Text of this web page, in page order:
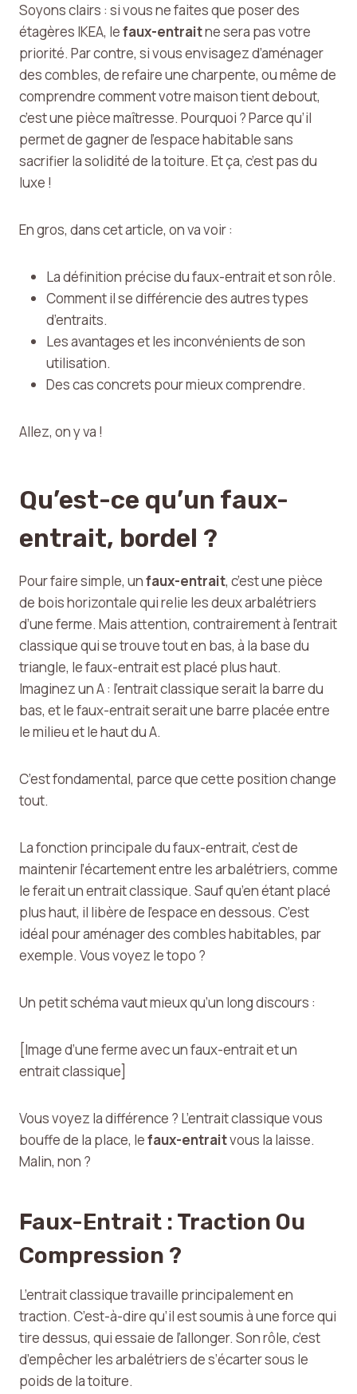
Soyons clairs : si vous ne faites que poser des
étagères IKEA, lefaux-entraitne sera pas votre
priorité. Par contre, si vous envisagez d’aménager
des combles, de refaire une charpente, ou même de
comprendre comment votre maison tient debout,
c’est une pièce maîtresse. Pourquoi ? Parce qu’il
permet de gagner de l’espace habitable sans
sacrifier la solidité de la toiture. Et ça, c’est pas du
luxe !
En gros, dans cet article, on va voir :
La définition précise du faux-entrait et son rôle.
Comment il se différencie des autres types
d’entraits.
Les avantages et les inconvénients de son
utilisation.
Des cas concrets pour mieux comprendre.
Allez, on y va !
Qu’est-ce qu’un faux-
entrait, bordel ?
Pour faire simple, unfaux-entrait, c’est une pièce
de bois horizontale qui relie les deux arbalétriers
d’une ferme. Mais attention, contrairement à l’entrait
classique qui se trouve tout en bas, à la base du
triangle, le faux-entrait est placé plus haut.
Imaginez un A : l’entrait classique serait la barre du
bas, et le faux-entrait serait une barre placée entre
le milieu et le haut du A.
C’est fondamental, parce que cette position change
tout.
La fonction principale du faux-entrait, c’est de
maintenir l’écartement entre les arbalétriers, comme
le ferait un entrait classique. Sauf qu’en étant placé
plus haut, il libère de l’espace en dessous. C’est
idéal pour aménager des combles habitables, par
exemple. Vous voyez le topo ?
Un petit schéma vaut mieux qu’un long discours :
[Image d’une ferme avec un faux-entrait et un
entrait classique]
Vous voyez la différence ? L’entrait classique vous
bouffe de la place, lefaux-entraitvous la laisse.
Malin, non ?
Faux-Entrait : Traction Ou
Compression ?
L’entrait classique travaille principalement en
traction. C’est-à-dire qu’il est soumis à une force qui
tire dessus, qui essaie de l’allonger. Son rôle, c’est
d’empêcher les arbalétriers de s’écarter sous le
poids de la toiture.